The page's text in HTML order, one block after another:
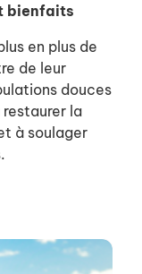
bienfaits
en plus de
de leur
douces
la
à soulager